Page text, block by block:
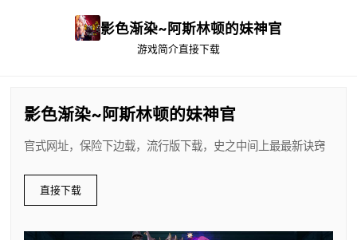
影色渐染~阿斯林顿的妹神官
游戏简介直接下载
影色渐染~阿斯林顿的妹神官
官式网址，保险下边载，流行版下载，史之中间上最最新诀窍
直接下载